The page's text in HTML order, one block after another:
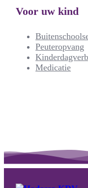
Voor uw kind
Peuteropvang
Medicatie